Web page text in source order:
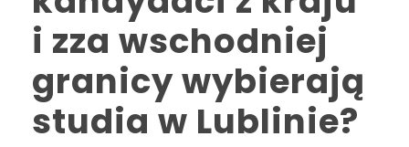
i zza wschodniej
granicy wybierają
studia w Lublinie?